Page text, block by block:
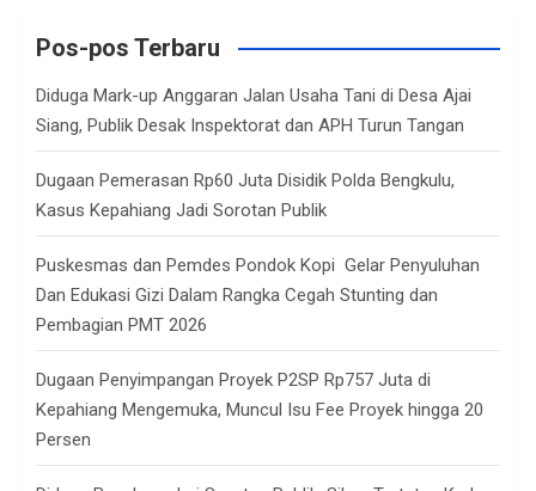
c
Pos-pos Terbaru
Diduga Mark-up Anggaran Jalan Usaha Tani di Desa Ajai
Siang, Publik Desak Inspektorat dan APH Turun Tangan
Dugaan Pemerasan Rp60 Juta Disidik Polda Bengkulu,
Kasus Kepahiang Jadi Sorotan Publik
Puskesmas dan Pemdes Pondok Kopi Gelar Penyuluhan
Dan Edukasi Gizi Dalam Rangka Cegah Stunting dan
Pembagian PMT 2026
Dugaan Penyimpangan Proyek P2SP Rp757 Juta di
Kepahiang Mengemuka, Muncul Isu Fee Proyek hingga 20
Persen